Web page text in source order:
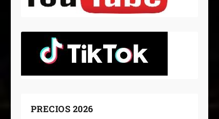
PRECIOS 2026